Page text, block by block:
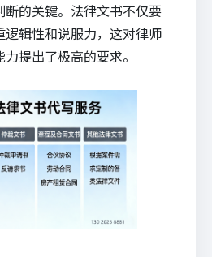
断的关键。法律文书不仅要
逻辑性和说服力，这对律师
提出了极高的要求。